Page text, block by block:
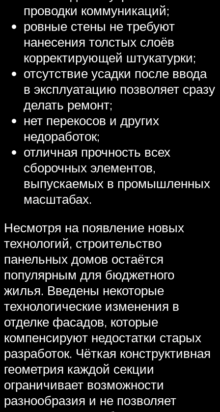
проводки коммуникаций;
ровные стены не требуют
нанесения толстых слоёв
корректирующей штукатурки;
отсутствие усадки после ввода
в эксплуатацию позволяет сразу
делать ремонт;
нет перекосов и других
недоработок;
отличная прочность всех
сборочных элементов,
выпускаемых в промышленных
масштабах.
Несмотря на появление новых
технологий, строительство
панельных домов остаётся
популярным для бюджетного
жилья. Введены некоторые
технологические изменения в
отделке фасадов, которые
компенсируют недостатки старых
разработок. Чёткая конструктивная
геометрия каждой секции
ограничивает возможности
разнообразия и не позволяет